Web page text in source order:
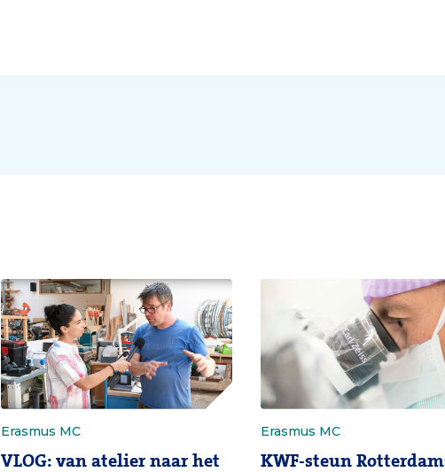
Erasmus MC
VLOG: van atelier naar het
Erasmus MC
KWF-steun